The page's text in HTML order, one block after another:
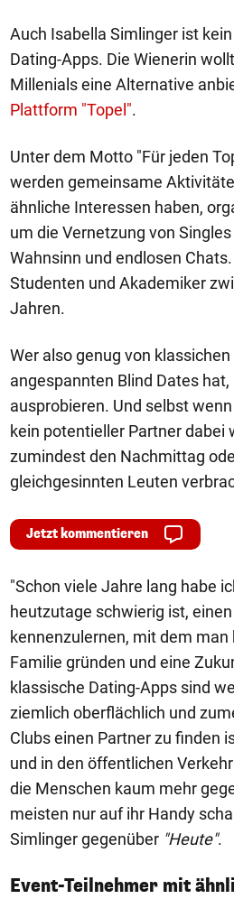
Auch Isabella Simlinger ist
Dating-Apps. Die Wienerin
Millenials eine Alternative
Plattform "Topel".
Unter dem Motto "Für jeden
werden gemeinsame
ähnliche Interessen haben,
um die Vernetzung von
Wahnsinn und endlosen
Studenten und Akademiker
Jahren.
Wer also genug von
angespannten Blind Dates hat,
ausprobieren. Und selbst
kein potentieller Partner dabei
zumindest den Nachmittag
gleichgesinnten Leuten
Jetzt kommentieren
"Schon viele Jahre lang habe
heutzutage schwierig ist,
kennenzulernen, mit dem
Familie gründen und eine
klassische Dating-Apps sind
ziemlich oberflächlich und
Clubs einen Partner zu finden
und in den öffentlichen
die Menschen kaum mehr
meisten nur auf ihr Handy
Simlinger gegenüber "Heute".
Event-Teilnehmer mit